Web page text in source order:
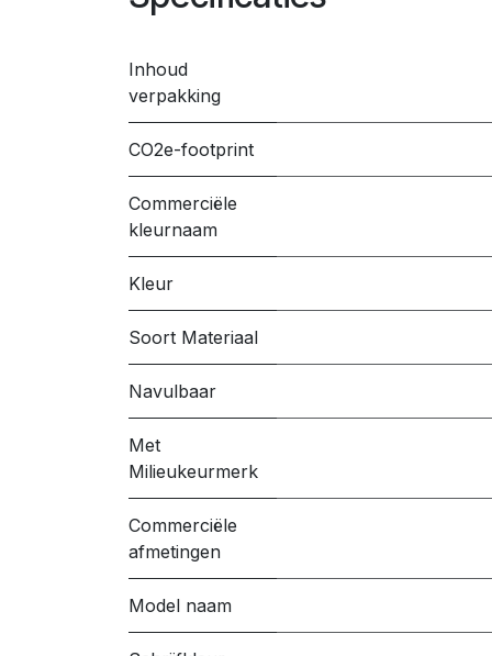
Inhoud
verpakking
CO2e-footprint
Commerciële
kleurnaam
Kleur
Soort Materiaal
Navulbaar
Met
Milieukeurmerk
Commerciële
afmetingen
Model naam